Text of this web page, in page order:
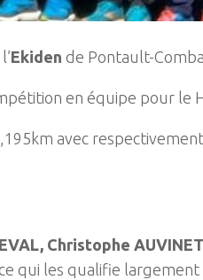
Ekiden de Pontault-
en équipe pour le
avec
Christophe
qui les qualifie